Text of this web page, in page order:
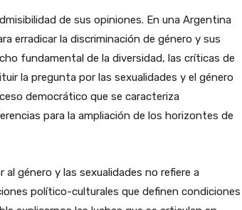
de sus opiniones. En una Argentina
erradicar la discriminación de género y sus
fundamental de la diversidad, las críticas de
la pregunta por las sexualidades y el género
democrático que se caracteriza
para la ampliación de los horizontes de
género y las sexualidades no refiere a
político-culturales que definen condiciones